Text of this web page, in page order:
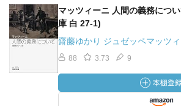
マッツィーニ 人間の義務につ
庫 白 27-1)
齋藤ゆかり ジュゼッペマッツ
88 3.73 9